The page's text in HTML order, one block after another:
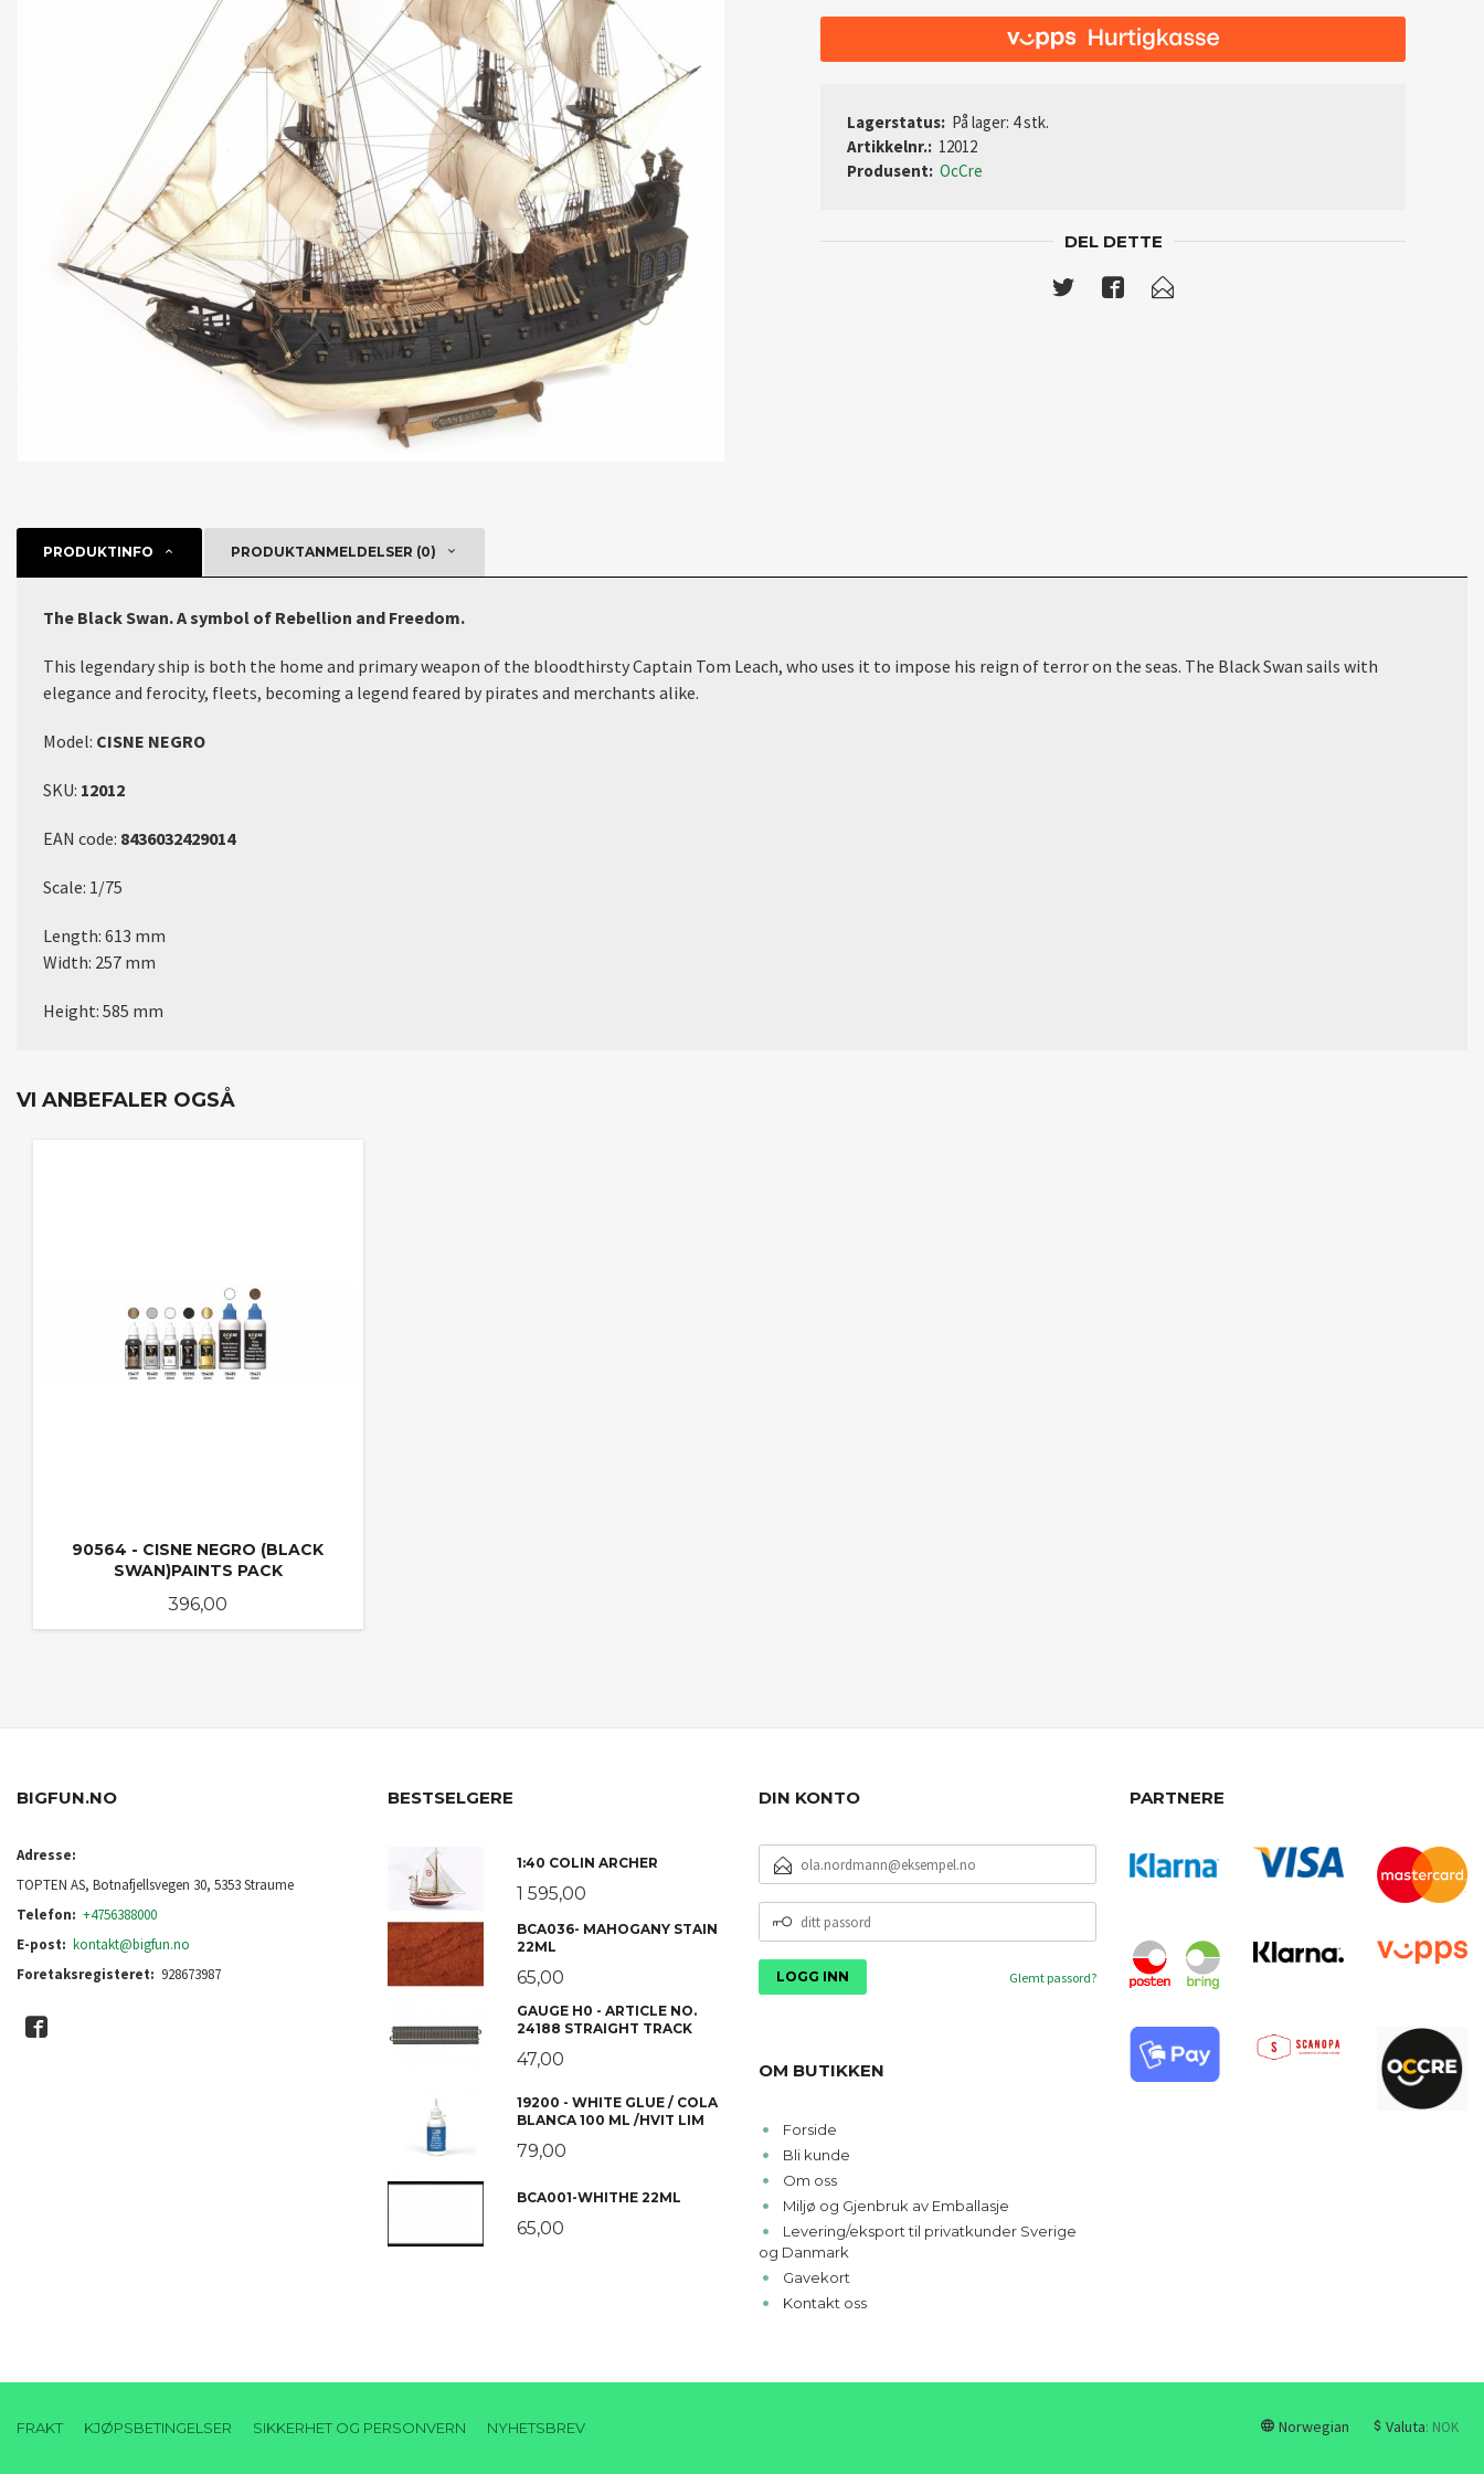
Lagerstatus: På lager: 4 stk.
Artikkelnr.: 12012
Produsent: OcCre
DEL DETTE
PRODUKTINFO PRODUKTANMELDELSER (0)
The Black Swan. A symbol of Rebellion and Freedom.
This legendary ship is both the home and primary weapon of the bloodthirsty Captain Tom Leach, who uses it to impose his reign of terror on the seas. The Black Swan sails with
elegance and ferocity, fleets, becoming a legend feared by pirates and merchants alike.
Model: CISNE NEGRO
SKU: 12012
EAN code: 8436032429014
Scale: 1/75
Length: 613 mm
Width: 257 mm
Height: 585 mm
VI ANBEFALER OGSÅ
90564 - CISNE NEGRO (BLACK
SWAN)PAINTS PACK
Pris
396,00
BIGFUN.NO
Adresse:
TOPTEN AS, Botnafjellsvegen 30, 5353 Straume
Telefon: +4756388000
E-post: kontakt@bigfun.no
Foretaksregisteret: 928673987
BESTSELGERE
1:40 COLIN ARCHER
1 595,00
BCA036- MAHOGANY STAIN
22ML
65,00
GAUGE H0 - ARTICLE NO.
24188 STRAIGHT TRACK
47,00
19200 - WHITE GLUE / COLA
BLANCA 100 ML /HVIT LIM
79,00
BCA001-WHITHE 22ML
65,00
DIN KONTO
POSTADRESSE
PASSORD
Glemt passord?
OM BUTIKKEN
Forside
Bli kunde
Om oss
Miljø og Gjenbruk av Emballasje
Levering/eksport til privatkunder Sverige
og Danmark
Gavekort
Kontakt oss
PARTNERE
Norwegian Valuta: NOK
FRAKT KJØPSBETINGELSER SIKKERHET OG PERSONVERN NYHETSBREV